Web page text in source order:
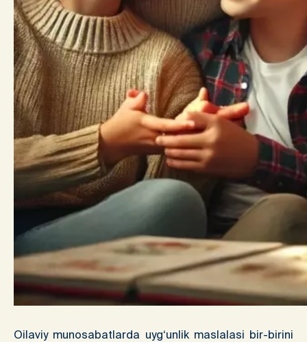
Oilaviy munosabatlarda uyg‘unlik maslalasi bir-birini